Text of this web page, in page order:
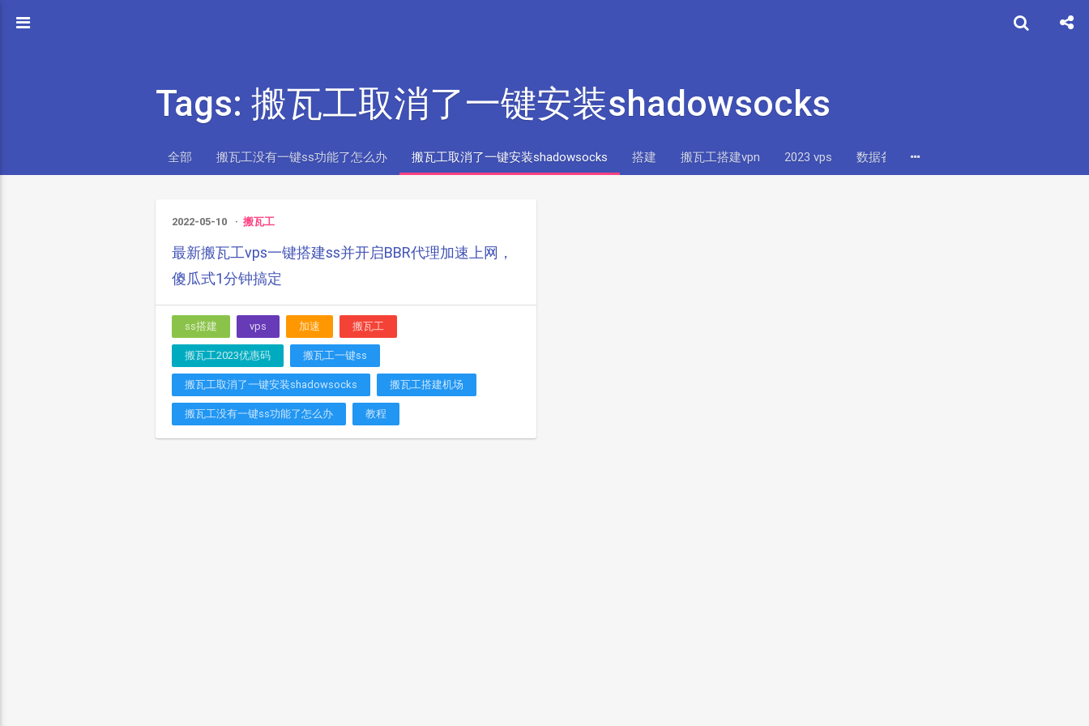
Tags: 搬瓦工取消了一键安装shadowsocks
全部 搬瓦工没有一键ss功能了怎么办 搬瓦工取消了一键安装shadowsocks 搭建 搬瓦工搭建vpn 2023 vps 数据备份
2022-05-10 搬瓦工
最新搬瓦工vps一键搭建ss并开启BBR代理加速上网，
傻瓜式1分钟搞定
ss搭建 vps 加速 搬瓦工
搬瓦工2023优惠码 搬瓦工一键ss
搬瓦工取消了一键安装shadowsocks 搬瓦工搭建机场
搬瓦工没有一键ss功能了怎么办 教程